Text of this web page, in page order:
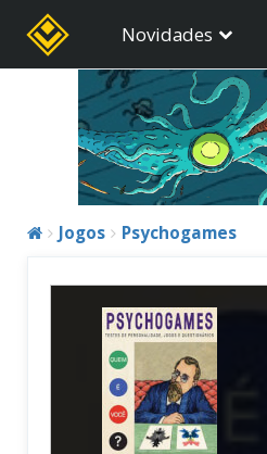
Novidades
Jogos Psychogames